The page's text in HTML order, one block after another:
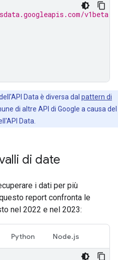
v1beta/
Data è diversa dal pattern di
di altre API di Google a causa del
Data.
di date
i dati per più
report confronta le
nel 2022 e nel 2023:
Python Node.js